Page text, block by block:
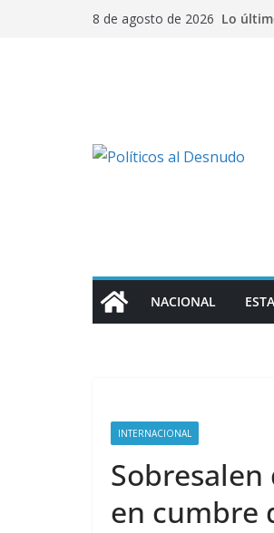
8 de agosto de 2026 Lo
NACIONAL
INTERNACIONAL
en cumbre